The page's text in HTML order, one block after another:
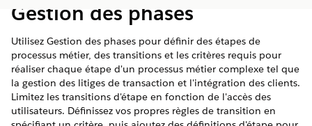
Gestion des phases
Utilisez Gestion des phases pour définir des étapes de
processus métier, des transitions et les critères requis pour
réaliser chaque étape d'un processus métier complexe tel que
la gestion des litiges de transaction et l'intégration des clients.
Limitez les transitions d'étape en fonction de l'accès des
utilisateurs. Définissez vos propres règles de transition en